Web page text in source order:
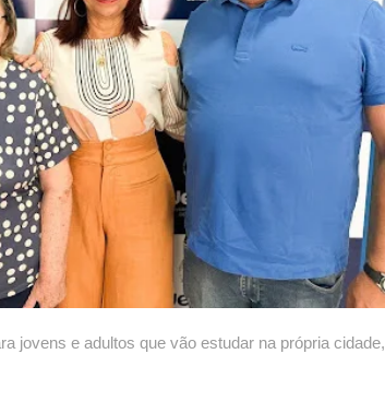
jovens e adultos que vão estudar na própria cidade,